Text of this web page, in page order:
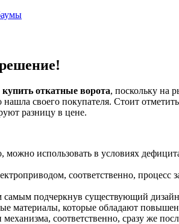
купить откатные ворота, поскольку на
своего покупателя. Стоит
разницу в цене.
можно использовать в условиях
соответственно, процесс
подчеркнув существующий
материалы, которые обладают
соответственно, сразу же